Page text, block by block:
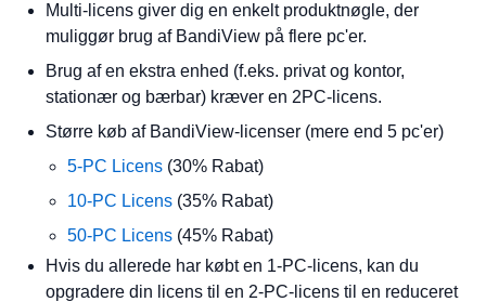
Multi-licens giver dig en enkelt produktnøgle, der
muliggør brug af BandiView på flere pc'er.
Brug af en ekstra enhed (f.eks. privat og kontor,
stationær og bærbar) kræver en 2PC-licens.
Større køb af BandiView-licenser (mere end 5 pc'er)
5-PC Licens (30% Rabat)
10-PC Licens (35% Rabat)
50-PC Licens (45% Rabat)
Hvis du allerede har købt en 1-PC-licens, kan du
opgradere din licens til en 2-PC-licens til en reduceret